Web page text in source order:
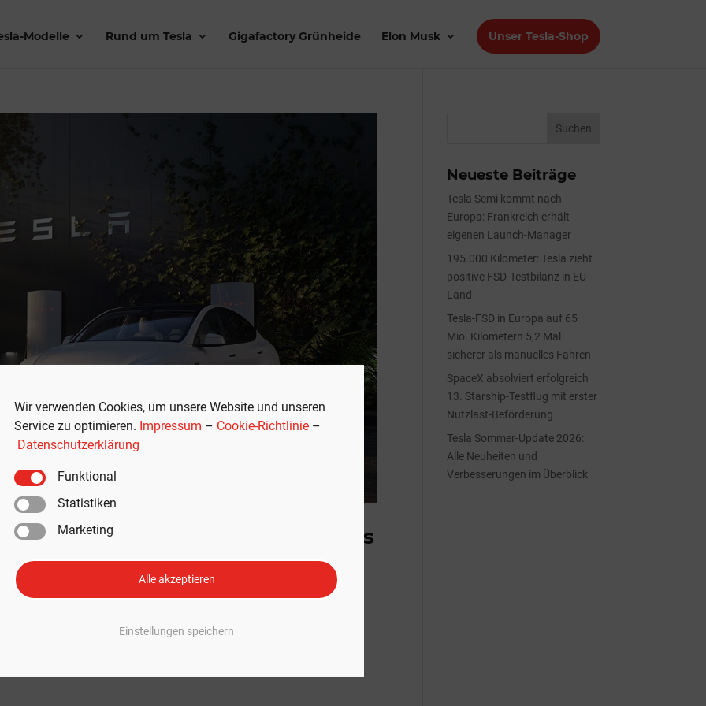
Wir verwenden Cookies, um unsere Website und unseren
Service zu optimieren. Impressum – Cookie-Richtlinie –
Datenschutzerklärung
Funktional
Statistiken
Marketing
Alle akzeptieren
Einstellungen speichern
Modelle Rund um Tesla Gigafactory Grünheide Elon Musk Unser Tesla-Shop
für Start-ups: Bezahltes
und ein bezahltes Pilotprojekt gewinnen. Tesla sucht Zell-
Neueste Beiträge
Tesla Semi kommt nach
Europa: Frankreich erhält
eigenen Launch-Manager
195.000 Kilometer: Tesla zieht
positive FSD-Testbilanz in EU-
Land
Tesla-FSD in Europa auf 65
Mio. Kilometern 5,2 Mal
sicherer als manuelles Fahren
SpaceX absolviert erfolgreich
13. Starship-Testflug mit erster
Nutzlast-Beförderung
Tesla Sommer-Update 2026:
Alle Neuheiten und
Verbesserungen im Überblick